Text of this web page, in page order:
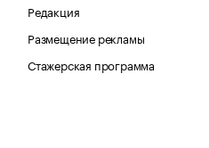
Редакция
Размещение рекламы
Стажерская программа